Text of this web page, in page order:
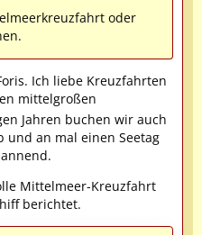
oder
Ich liebe Kreuzfahrten
mittelgroßen
Jahren buchen wir auch
und an mal einen Seetag
Mittelmeer-Kreuzfahrt
berichtet.